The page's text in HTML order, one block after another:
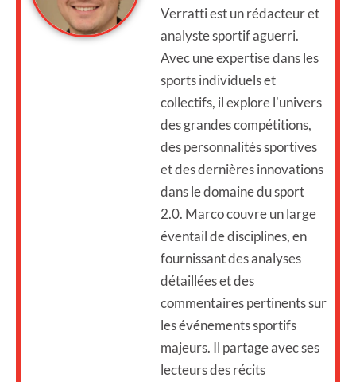
Verratti est un rédacteur et
analyste sportif aguerri.
Avec une expertise dans les
sports individuels et
collectifs, il explore l'univers
des grandes compétitions,
des personnalités sportives
et des dernières innovations
dans le domaine du sport
2.0. Marco couvre un large
éventail de disciplines, en
fournissant des analyses
détaillées et des
commentaires pertinents sur
les événements sportifs
majeurs. Il partage avec ses
lecteurs des récits